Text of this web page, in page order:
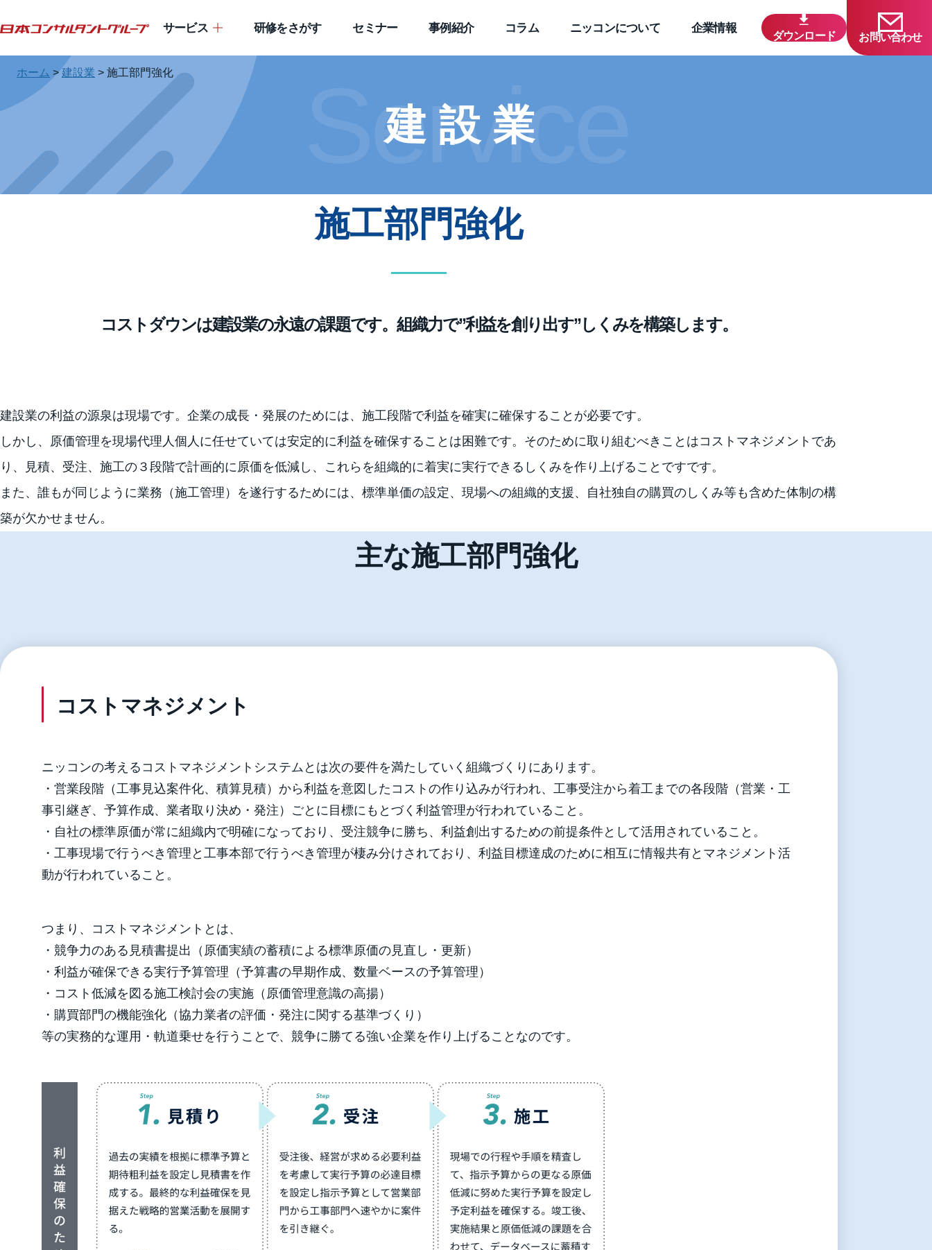
サービス 研修をさがす セミナー 事例紹介 コラム ニッコンについて 企業情報
ダウンロード お問い合わせ
ホーム >建設業 > 施工部門強化
建設業
Service
施工部門強化
コストダウンは建設業の永遠の課題です。組織力で”利益を創り出す”しくみを構築します。
建設業の利益の源泉は現場です。企業の成長・発展のためには、施工段階で利益を確実に確保することが必要です。
しかし、原価管理を現場代理人個人に任せていては安定的に利益を確保することは困難です。そのために取り組むべきことはコストマネジメントであ
り、見積、受注、施工の３段階で計画的に原価を低減し、これらを組織的に着実に実行できるしくみを作り上げることですです。
また、誰もが同じように業務（施工管理）を遂行するためには、標準単価の設定、現場への組織的支援、自社独自の購買のしくみ等も含めた体制の構
築が欠かせません。
主な施工部門強化
コストマネジメント
ニッコンの考えるコストマネジメントシステムとは次の要件を満たしていく組織づくりにあります。
・営業段階（工事見込案件化、積算見積）から利益を意図したコストの作り込みが行われ、工事受注から着工までの各段階（営業・工
事引継ぎ、予算作成、業者取り決め・発注）ごとに目標にもとづく利益管理が行われていること。
・自社の標準原価が常に組織内で明確になっており、受注競争に勝ち、利益創出するための前提条件として活用されていること。
・工事現場で行うべき管理と工事本部で行うべき管理が棲み分けされており、利益目標達成のために相互に情報共有とマネジメント活
動が行われていること。
つまり、コストマネジメントとは、
・競争力のある見積書提出（原価実績の蓄積による標準原価の見直し・更新）
・利益が確保できる実行予算管理（予算書の早期作成、数量ベースの予算管理）
・コスト低減を図る施工検討会の実施（原価管理意識の高揚）
・購買部門の機能強化（協力業者の評価・発注に関する基準づくり）
等の実務的な運用・軌道乗せを行うことで、競争に勝てる強い企業を作り上げることなのです。